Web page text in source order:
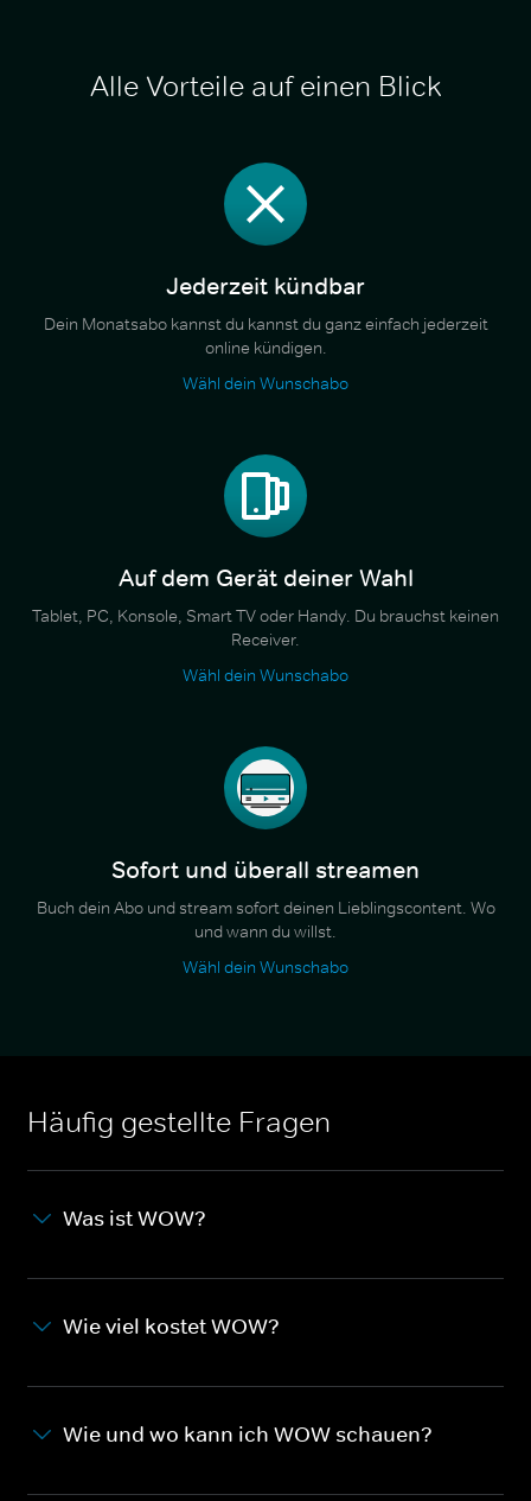
Alle Vorteile auf einen Blick
Jederzeit kündbar
Dein Monatsabo kannst du kannst du ganz einfach jederzeit
online kündigen.
Wähl dein Wunschabo
Auf dem Gerät deiner Wahl
Tablet, PC, Konsole, Smart TV oder Handy. Du brauchst keinen
Receiver.
Wähl dein Wunschabo
Sofort und überall streamen
Buch dein Abo und stream sofort deinen Lieblingscontent. Wo
und wann du willst.
Wähl dein Wunschabo
Häufig gestellte Fragen
Was ist WOW?
Wie viel kostet WOW?
Wie und wo kann ich WOW schauen?